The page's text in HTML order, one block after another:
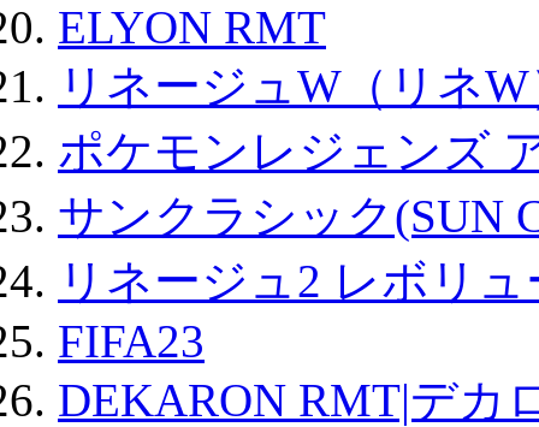
ELYON RMT
リネージュW（リネ
ポケモンレジェンズ
サンクラシック(SUN
リネージュ2 レボリ
FIFA23
DEKARON RMT|デカ